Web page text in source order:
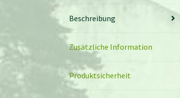
Beschreibung
Zusätzliche Information
Produktsicherheit